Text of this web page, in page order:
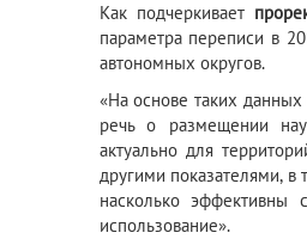
Как подчеркивает
параметра переписи в
автономных округов.
«На основе таких
речь о размещении
актуально для
другими показателями, в
насколько эффективны
использование».